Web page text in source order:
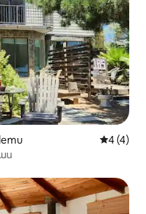
Средна
4 (4)